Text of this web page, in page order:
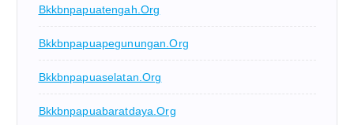
Bkkbnpapuatengah.org
Bkkbnpapuapegunungan.org
Bkkbnpapuaselatan.org
Bkkbnpapuabaratdaya.org